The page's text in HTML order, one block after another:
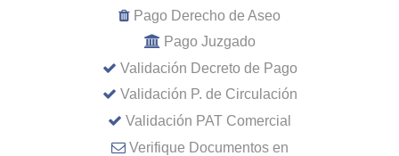
Pago Derecho de Aseo
Pago Juzgado
Validación Decreto de Pago
Validación P. de Circulación
Validación PAT Comercial
Verifique Documentos en